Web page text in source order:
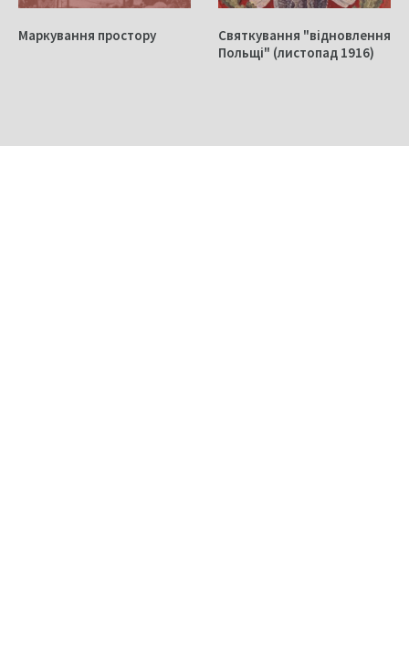
Маркування простору
Святкування "відновлення
Польщі" (листопад 1916)